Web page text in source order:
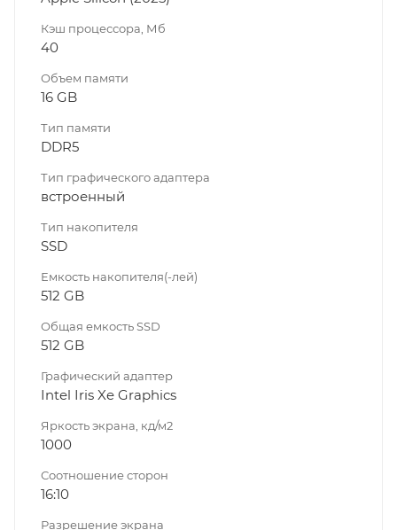
Кэш процессора, Мб
40
Объем памяти
16 GB
Тип памяти
DDR5
Тип графического адаптера
встроенный
Тип накопителя
SSD
Емкость накопителя(-лей)
512 GB
Общая емкость SSD
512 GB
Графический адаптер
Intel Iris Xe Graphics
Яркость экрана, кд/м2
1000
Соотношение сторон
16:10
Разрешение экрана